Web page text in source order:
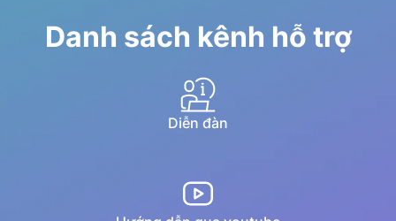
Danh sách kênh hỗ trợ
Diễn đàn